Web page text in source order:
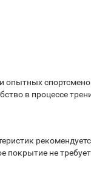
в процессе
не